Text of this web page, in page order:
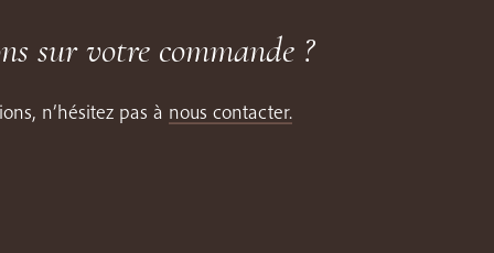
sur votre commande ?
n’hésitez pas à nous contacter.